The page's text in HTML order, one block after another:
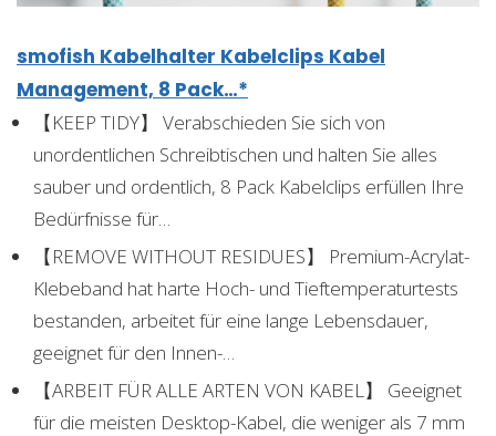
smofish Kabelhalter Kabelclips Kabel
Management, 8 Pack…*
【KEEP TIDY】 Verabschieden Sie sich von
unordentlichen Schreibtischen und halten Sie alles
sauber und ordentlich, 8 Pack Kabelclips erfüllen Ihre
Bedürfnisse für…
【REMOVE WITHOUT RESIDUES】 Premium-Acrylat-
Klebeband hat harte Hoch- und Tieftemperaturtests
bestanden, arbeitet für eine lange Lebensdauer,
geeignet für den Innen-…
【ARBEIT FÜR ALLE ARTEN VON KABEL】 Geeignet
für die meisten Desktop-Kabel, die weniger als 7 mm